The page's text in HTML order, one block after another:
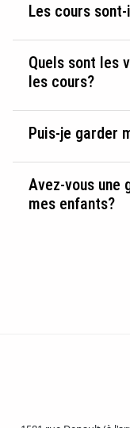
Les cours
Quels sont les
les cours?
Puis-je garder
Avez-vous une
mes enfants?